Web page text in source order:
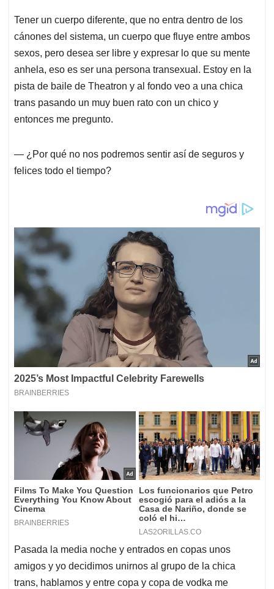
p
p
o
k
I
n
s
Tener un cuerpo diferente, que no entra dentro de los
cánones del sistema, un cuerpo que fluye entre ambos
sexos, pero desea ser libre y expresar lo que su mente
anhela, eso es ser una persona transexual. Estoy en la
pista de baile de Theatron y al fondo veo a una chica
trans pasando un muy buen rato con un chico y
entonces me pregunto.
― ¿Por qué no nos podremos sentir así de seguros y
felices todo el tiempo?
Pasada la media noche y entrados en copas unos
amigos y yo decidimos unirnos al grupo de la chica
trans, hablamos y entre copa y copa de vodka me